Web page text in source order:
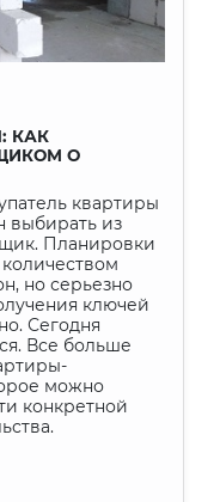
КАК
О
квартиры
выбирать из
Планировки
но серьезно
ключей
Сегодня
Все больше
можно
конкретной